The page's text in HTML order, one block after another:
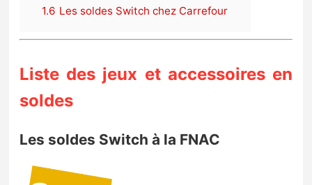
1.6 Les soldes Switch chez Carrefour
Liste des jeux et accessoires en
soldes
Les soldes Switch à la FNAC